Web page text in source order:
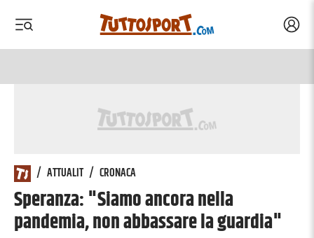
/ ATTUALIT/ CRONACA
Speranza: "Siamo ancora nella
pandemia, non abbassare la guardia"